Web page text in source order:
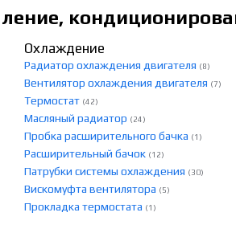
Охлаждение
Радиатор охлаждения двигателя (8)
Вентилятор охлаждения двигателя (7)
Термостат (42)
Масляный радиатор (24)
Пробка расширительного бачка (1)
Расширительный бачок (12)
Патрубки системы охлаждения (30)
Вискомуфта вентилятора (5)
Прокладка термостата (1)